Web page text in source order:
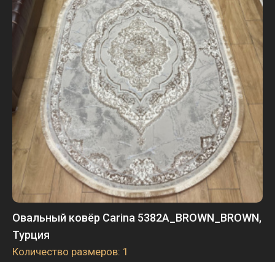
Овальный ковёр Carina 5382A_BROWN_BROWN,
Турция
Количество размеров: 1